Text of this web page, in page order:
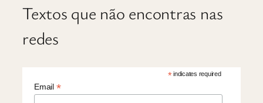
Textos que não encontras nas
redes
*indicates required
Email *